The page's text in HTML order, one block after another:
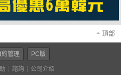
頂部
約管理 PC版
諮詢 公司介紹